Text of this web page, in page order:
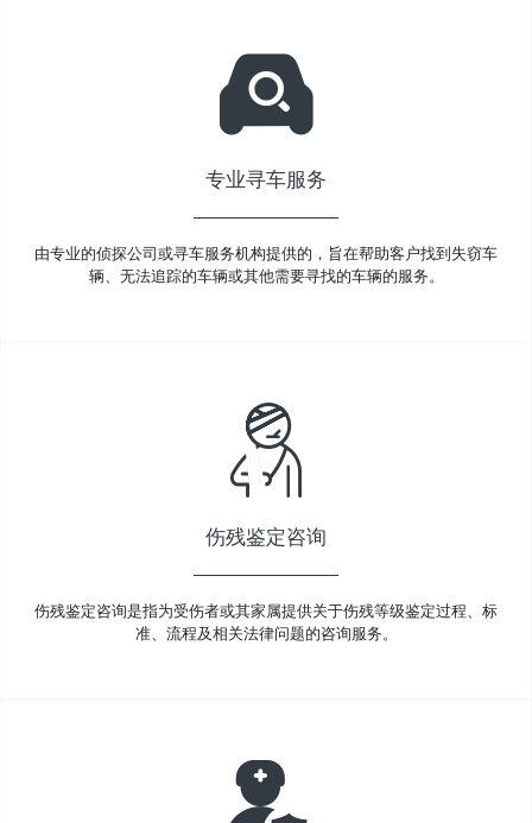
专业寻车服务
由专业的侦探公司或寻车服务机构提供的，旨在帮助客户找到失窃车
辆、无法追踪的车辆或其他需要寻找的车辆的服务。
伤残鉴定咨询
伤残鉴定咨询是指为受伤者或其家属提供关于伤残等级鉴定过程、标
准、流程及相关法律问题的咨询服务。